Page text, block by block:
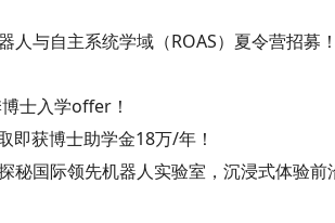
人与自主系统学域（ROAS）夏令营招募！
士入学offer！
即获博士助学金18万/年！
秘国际领先机器人实验室，沉浸式体验前